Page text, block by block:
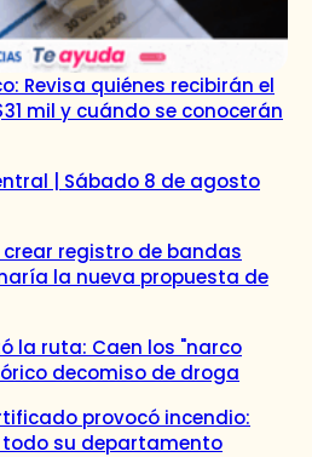
Revisa quiénes recibirán el
mil y cuándo se conocerán
| Sábado 8 de agosto
registro de bandas
la nueva propuesta de
la ruta: Caen los "narco
decomiso de droga
provocó incendio:
todo su departamento